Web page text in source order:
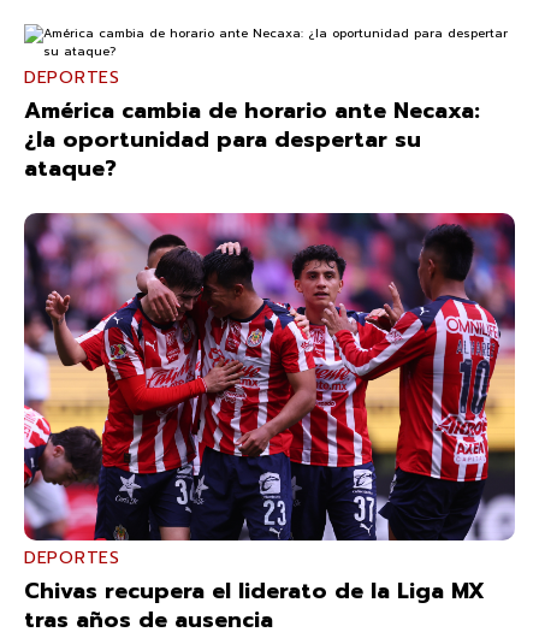
DEPORTES
América cambia de horario ante Necaxa:
¿la oportunidad para despertar su
ataque?
DEPORTES
Chivas recupera el liderato de la Liga MX
tras años de ausencia